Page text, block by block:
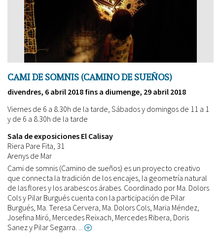
aprèn”
CAMI DE SOMNIS (CAMINO DE SUEÑOS)
divendres, 6 abril 2018 fins a diumenge, 29 abril 2018
Viernes de 6 a 8.30h de la tarde, Sábados y domingos de 11 a 1
y de 6 a 8.30h de la tarde
Sala de exposiciones El Calisay
Riera Pare Fita, 31
Arenys de Mar
Cami de somnis (Camino de sueños) es un proyecto creativo
que connecta la tradición de los encajes, la geometría natural
de las flores y los arabescos árabes. Coordinado por Ma. Dolors
Cols y Pilar Burgués cuenta con la participación de Pilar
Burgués, Ma. Teresa Cervera, Ma. Dolors Cols, Maria Méndez,
Josefina Miró, Mercedes Reixach, Mercedes Ribera, Doris
Sanez y Pilar Segarra.